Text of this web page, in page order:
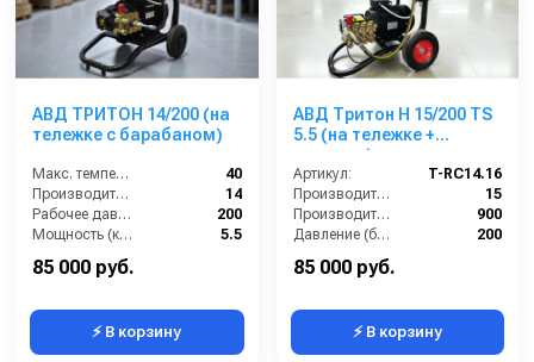
АВД ТРИТОН 14/200 (на
тележке с барабаном)
Макс. температура воды (°C):
40
Производительность (л/мин):
14
Рабочее давление (бар):
200
Мощность (кВт):
5.5
85 000 руб.
⚡ В корзину
АВД Тритон Н 15/200 TS
5.5 (на тележке +
катушка)
Артикул:
T-RC14.16
Производительность (л/мин):
15
Производительность (л/ч):
900
Давление (бар):
200
Напряжение (В):
85 000 руб.
⚡ В корзину